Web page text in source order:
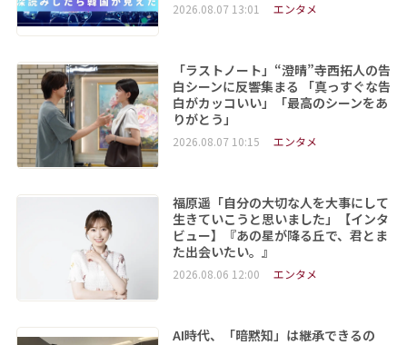
2026.08.07 13:01 エンタメ
「ラストノート」“澄晴”寺西拓人の告
白シーンに反響集まる 「真っすぐな告
白がカッコいい」「最高のシーンをあ
りがとう」
2026.08.07 10:15 エンタメ
福原遥「自分の大切な人を大事にして
生きていこうと思いました」【インタ
ビュー】『あの星が降る丘で、君とま
た出会いたい。』
2026.08.06 12:00 エンタメ
AI時代、「暗黙知」は継承できるの